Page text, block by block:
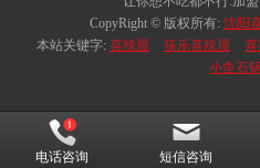
CopyRight © 版权所有: 沈阳
本站关键字: 喜辣屋 筷乐喜辣屋 喜
小鱼石
电话咨询 短信咨询